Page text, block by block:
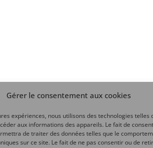
Gérer le consentement aux cookies
expériences, nous utilisons des technologies telles
aux informations des appareils. Le fait de
de traiter des données telles que le
sur ce site. Le fait de ne pas consentir ou de